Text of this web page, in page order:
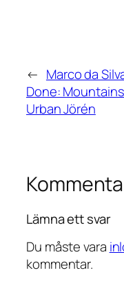
← Marco da
Done:
Urban Jörén
Lämna ett svar
Du måste vara
kommentar.